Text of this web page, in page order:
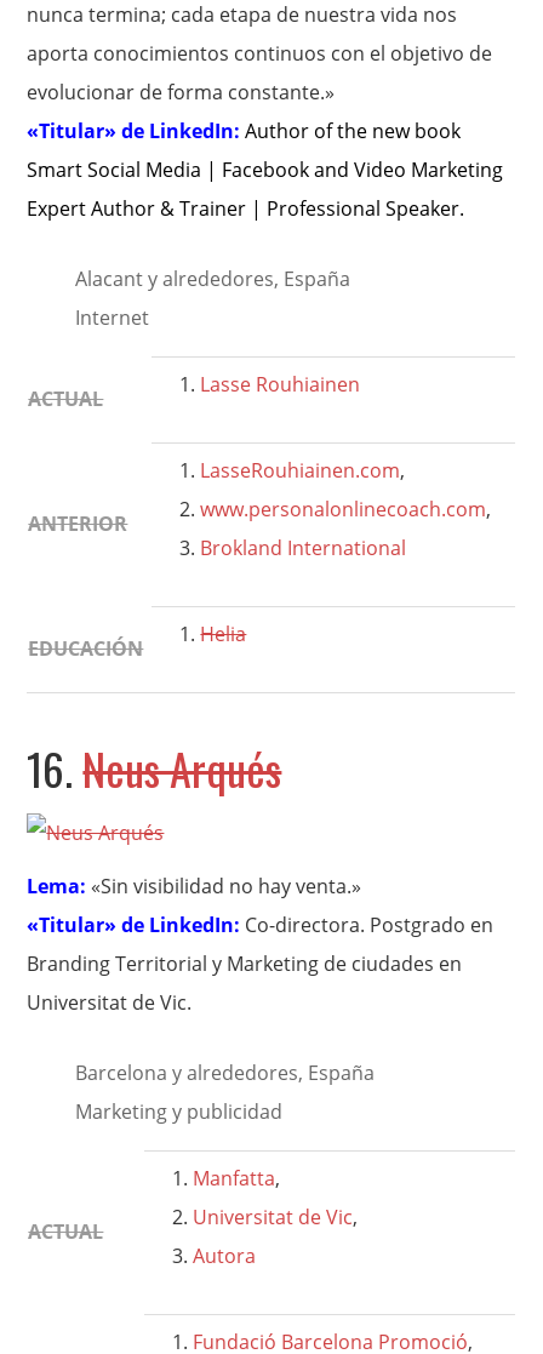
nunca termina; cada etapa de nuestra vida nos
aporta conocimientos continuos con el objetivo de
evolucionar de forma constante.»
«Titular» de LinkedIn:Author of the new book
Smart Social Media | Facebook and Video Marketing
Expert Author & Trainer | Professional Speaker.
Alacant y alrededores, España
Internet
ACTUAL
Lasse Rouhiainen
ANTERIOR
LasseRouhiainen.com,
www.personalonlinecoach.com,
Brokland International
EDUCACIÓN
Helia
16.Neus Arqués
Lema: «Sin visibilidad no hay venta.»
«Titular» de LinkedIn: Co-directora. Postgrado en
Branding Territorial y Marketing de ciudades en
Universitat de Vic.
Barcelona y alrededores, España
Marketing y publicidad
ACTUAL
Manfatta,
Universitat de Vic,
Autora
Fundació Barcelona Promoció,